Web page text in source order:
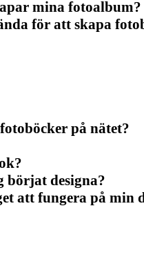
mina fotoalbum?
för att skapa
på nätet?
börjat designa?
att fungera på min